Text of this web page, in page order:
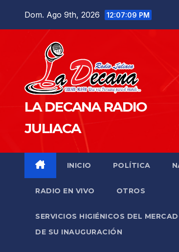
Dom. Ago 9th, 2026 12:07:10 PM
LA DECANA RADIO
JULIACA
INICIO POLÍTICA
RADIO EN VIVO OTROS
SERVICIOS HIGIÉNICOS DEL
DE SU INAUGURACIÓN